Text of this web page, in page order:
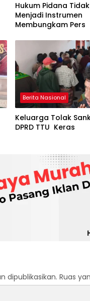
Hukum Pidana
Menjadi Instrumen
Membungkam Pers
Berita Nasional
Keluarga Tolak
DPRD TTU Keras
dipublikasikan. Ruas